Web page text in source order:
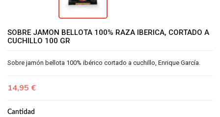
SOBRE JAMON BELLOTA 100% RAZA IBERICA, CORTADO A
CUCHILLO 100 GR
Sobre jamón bellota 100% ibérico cortado a cuchillo, Enrique García.
14,95 €
Cantidad